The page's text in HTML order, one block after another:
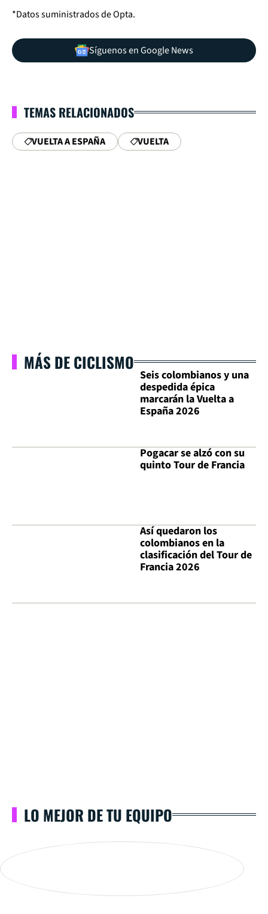
*Datos suministrados de Opta.
Síguenos en Google News
TEMAS RELACIONADOS
VUELTA A ESPAÑA VUELTA
MÁS DE CICLISMO
Seis colombianos y una
despedida épica
marcarán la Vuelta a
España 2026
Pogacar se alzó con su
quinto Tour de Francia
Así quedaron los
colombianos en la
clasificación del Tour de
Francia 2026
LO MEJOR DE TU EQUIPO